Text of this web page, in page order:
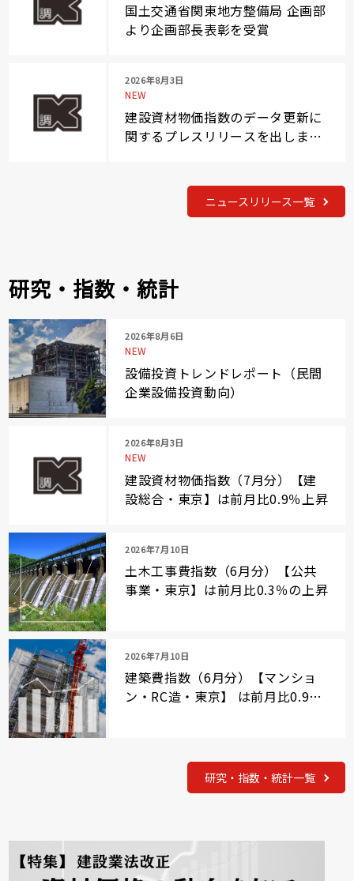
国土交通省関東地方整備局 企画部
より企画部長表彰を受賞
2026年8月3日
NEW
建設資材物価指数のデータ更新に
関するプレスリリースを出しまし
ニュースリリース一覧
研究・指数・統計
2026年8月6日
NEW
設備投資トレンドレポート（民間
企業設備投資動向）
2026年8月3日
NEW
建設資材物価指数（7月分）【建
設総合・東京】は前月比0.9％上昇
2026年7月10日
土木工事費指数（6月分）【公共
事業・東京】は前月比0.3％の上昇
2026年7月10日
建築費指数（6月分）【マンショ
ン・RC造・東京】 は前月比0.9％
研究・指数・統計一覧